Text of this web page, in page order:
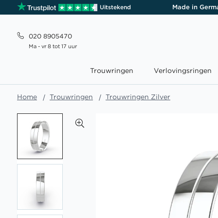
Uitstekend Made in
020 8905470
Ma - vr 8 tot 17 uur
Trouwringen Verlovingsringen
Home Trouwringen Trouwringen Zilver
naar
einde
van
afbeeldingen-
gallerij